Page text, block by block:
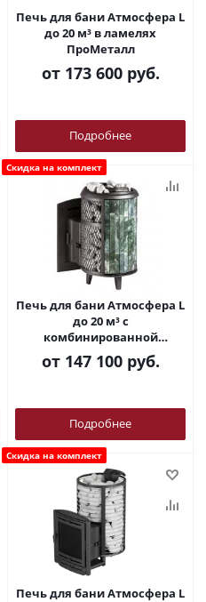
Печь для бани Атмосфера L
до 20 м³ в ламелях
ПроМеталл
от 173 600 руб.
Подробнее
Скидка на комплект
Печь для бани Атмосфера L
до 20 м³ с
комбинированной
облицовкой ПроМеталл
от 147 100 руб.
Подробнее
Скидка на комплект
Печь для бани Атмосфера L